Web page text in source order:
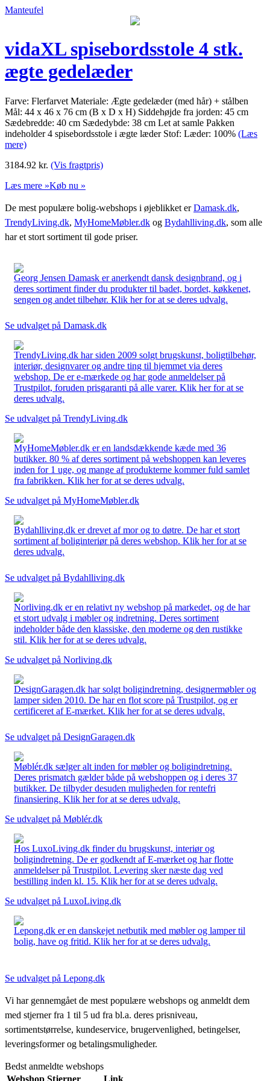
Manteufel
vidaXL spisebordsstole 4 stk.
ægte gedelæder
Farve: Flerfarvet Materiale: Ægte gedelæder (med hår) + stålben
Mål: 44 x 46 x 76 cm (B x D x H) Siddehøjde fra jorden: 45 cm
Sædebredde: 40 cm Sædedybde: 38 cm Let at samle Pakken
indeholder 4 spisebordsstole i ægte læder Stof: Læder: 100% (Læs
mere)
3184.92 kr. (Vis fragtpris)
Læs mere »Køb nu »
De mest populære bolig-webshops i øjeblikket erDamask.dk,
TrendyLiving.dk, MyHomeMøbler.dk og Bydahlliving.dk, som alle
har et stort sortiment til gode priser.
Georg Jensen Damask er anerkendt dansk designbrand, og i
deres sortiment finder du produkter til badet, bordet, køkkenet,
sengen og andet tilbehør. Klik her for at se deres udvalg.
Se udvalget på Damask.dk
TrendyLiving.dk har siden 2009 solgt brugskunst, boligtilbehør,
interiør, designvarer og andre ting til hjemmet via deres
webshop. De er e-mærkede og har gode anmeldelser på
Trustpilot, foruden prisgaranti på alle varer. Klik her for at se
deres udvalg.
Se udvalget på TrendyLiving.dk
MyHomeMøbler.dk er en landsdækkende kæde med 36
butikker. 80 % af deres sortiment på webshoppen kan leveres
inden for 1 uge, og mange af produkterne kommer fuld samlet
fra fabrikken. Klik her for at se deres udvalg.
Se udvalget på MyHomeMøbler.dk
Bydahlliving.dk er drevet af mor og to døtre. De har et stort
sortiment af boliginteriør på deres webshop. Klik her for at se
deres udvalg.
Se udvalget på Bydahlliving.dk
Norliving.dk er en relativt ny webshop på markedet, og de har
et stort udvalg i møbler og indretning. Deres sortiment
indeholder både den klassiske, den moderne og den rustikke
stil. Klik her for at se deres udvalg.
Se udvalget på Norliving.dk
DesignGaragen.dk har solgt boligindretning, designermøbler og
lamper siden 2010. De har en flot score på Trustpilot, og er
certificeret af E-mærket. Klik her for at se deres udvalg.
Se udvalget på DesignGaragen.dk
Møblér.dk sælger alt inden for møbler og boligindretning.
Deres prismatch gælder både på webshoppen og i deres 37
butikker. De tilbyder desuden muligheden for rentefri
finansiering. Klik her for at se deres udvalg.
Se udvalget på Møblér.dk
Hos LuxoLiving.dk finder du brugskunst, interiør og
boligindretning. De er godkendt af E-mærket og har flotte
anmeldelser på Trustpilot. Levering sker næste dag ved
bestilling inden kl. 15. Klik her for at se deres udvalg.
Se udvalget på LuxoLiving.dk
Lepong.dk er en danskejet netbutik med møbler og lamper til
bolig, have og fritid. Klik her for at se deres udvalg.
Se udvalget på Lepong.dk
Vi har gennemgået de mest populære webshops og anmeldt dem
med stjerner fra 1 til 5 ud fra bl.a. deres prisniveau,
sortimentstørrelse, kundeservice, brugervenlighed, betingelser,
leveringsformer og betalingsmuligheder.
Bedst anmeldte webshops
Webshop Stjerner Link